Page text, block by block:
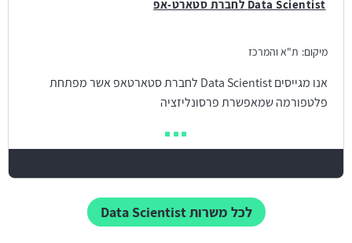
Data Scientist לחברת סטארט-אפ
מיקום: ת"א והמרכז
אנו מגייסים Data Scientist לחברת סטארטאפ אשר מפתחת
פלטפורמה שמאפשרת פרסונליזציה
לכל משרות Data Scientist